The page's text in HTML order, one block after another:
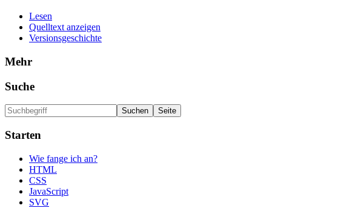
Lesen
Quelltext anzeigen
Versionsgeschichte
Mehr
Suche
Starten
Wie fange ich an?
HTML
CSS
JavaScript
SVG